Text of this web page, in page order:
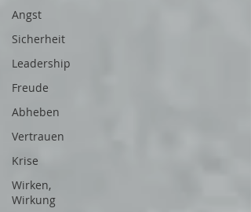
Angst
Sicherheit
Leadership
Freude
Abheben
Vertrauen
Krise
Wirken,
Wirkung